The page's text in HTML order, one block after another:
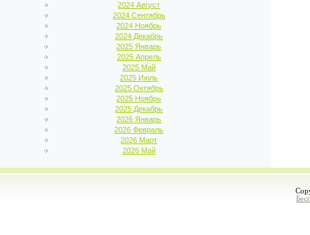
2024 Август
2024 Сентябрь
2024 Ноябрь
2024 Декабрь
2025 Январь
2025 Апрель
2025 Май
2025 Июль
2025 Октябрь
2025 Ноябрь
2025 Декабрь
2026 Январь
2026 Февраль
2026 Март
2026 Май